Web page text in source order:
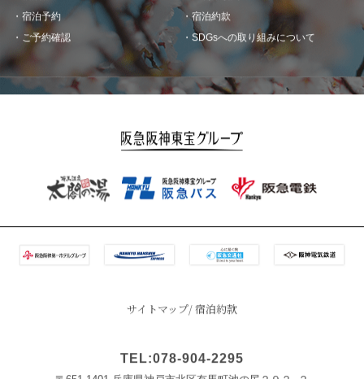
宿泊予約
ご予約確認
宿泊約款
SDGsへの取り組みについて
サイトマップ 宿泊約款
TEL:078-904-2295